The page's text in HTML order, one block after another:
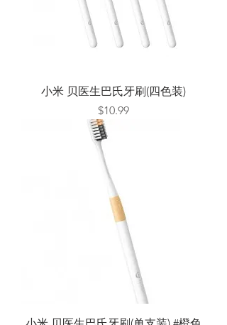
小米 贝医生巴氏牙刷(四色装)
Price
$10.99